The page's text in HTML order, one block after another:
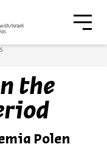
the
Polen
about